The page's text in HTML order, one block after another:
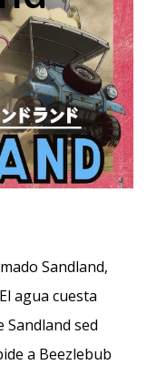
Sandland,
agua cuesta
sed
a Beezlebub